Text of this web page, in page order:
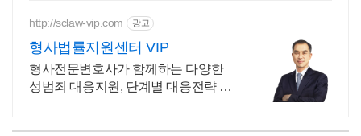
http://sclaw-vip.com 광고
형사법률지원센터 VIP
형사전문변호사가 함께하는 다양한
성범죄 대응지원, 단계별 대응전략 제